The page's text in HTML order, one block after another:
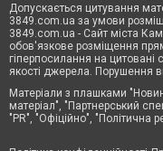
Допускається цитування
3849.com.ua за умови
3849.com.ua - Сайт міста
обов'язкове розміщення
гіперпосилання на цитовані
якості джерела. Порушення
Матеріали з плашками
матеріал", "Партнерський
"PR", "Офіційно", "Політична